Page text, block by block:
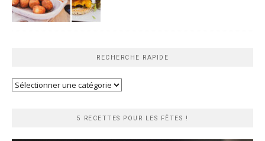
RECHERCHE RAPIDE
Recherche
5 RECETTES POUR LES FÊTES !